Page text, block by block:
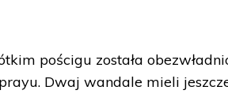
pościgu została
Dwaj wandale mieli